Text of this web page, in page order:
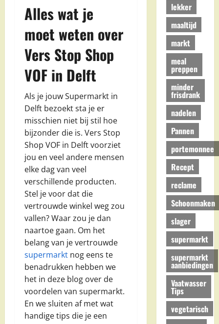
Alles wat je
moet weten over
Vers Stop Shop
VOF in Delft
Als je jouw Supermarkt in
Delft bezoekt sta je er
misschien niet bij stil hoe
bijzonder die is. Vers Stop
Shop VOF in Delft voorziet
jou en veel andere mensen
elke dag van veel
verschillende producten.
Stel je voor dat die
vertrouwde winkel weg zou
vallen? Waar zou je dan
naartoe gaan. Om het
belang van je vertrouwde
supermarkt nog eens te
benadrukken hebben we
het in deze blog over de
voordelen van supermarkt.
En we sluiten af met wat
handige tips die je een
lekker
maaltijd
markt
meal
preppen
minder
frisdrank
nadelen
Pannen
portemonnee
Recept
reclame
Schoonmaken
slager
supermarkt
supermarkt
aanbiedingen
Vaatwasser
Tips
vegetarisch